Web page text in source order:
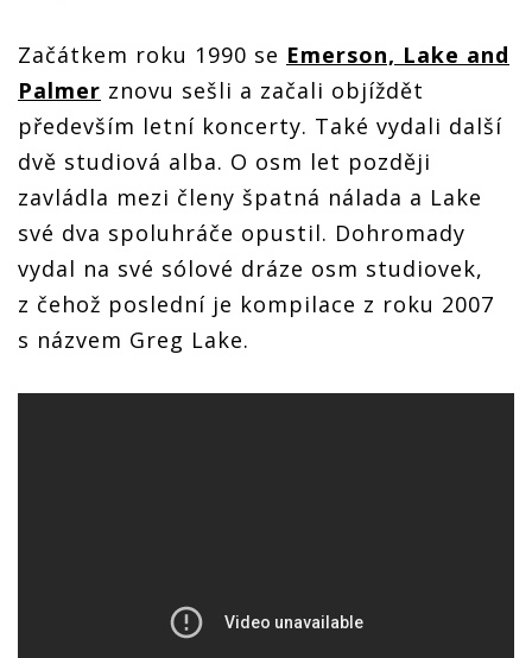
Začátkem roku 1990 se Emerson, Lake and
Palmer znovu sešli a začali objíždět
především letní koncerty. Také vydali další
dvě studiová alba. O osm let později
zavládla mezi členy špatná nálada a Lake
své dva spoluhráče opustil. Dohromady
vydal na své sólové dráze osm studiovek,
z čehož poslední je kompilace z roku 2007
s názvem Greg Lake.